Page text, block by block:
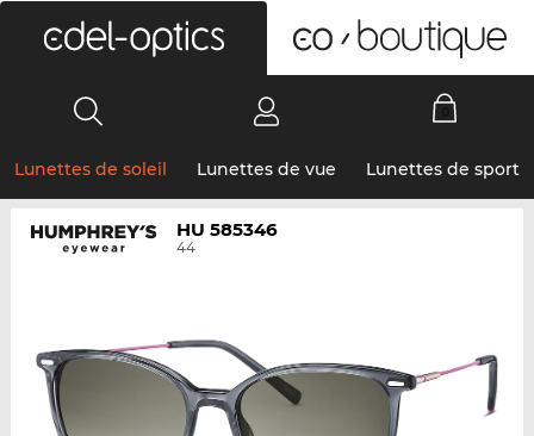
Lunettes de soleil Lunettes de vue Lunettes de sport
HU 585346
44